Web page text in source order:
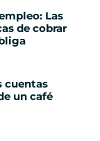
Las
de cobrar
cuentas
un café